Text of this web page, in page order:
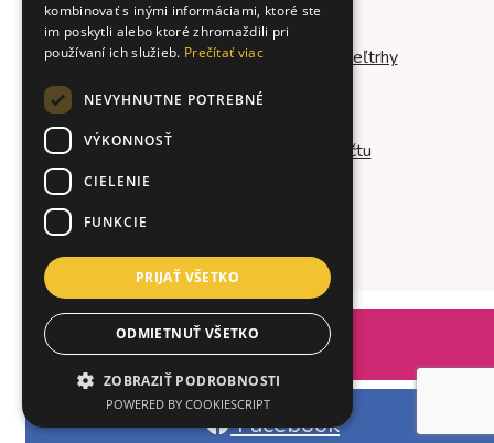
Reklamné sladkosti na eventy a veľtrhy
Reklamné predmety podľa rozpočtu
Instagram
Facebook
kombinovať s inými informáciami, ktoré ste
im poskytli alebo ktoré zhromaždili pri
používaní ich služieb. Prečítať viac
NEVYHNUTNE POTREBNÉ
VÝKONNOSŤ
CIELENIE
FUNKCIE
PRIJAŤ VŠETKO
ODMIETNUŤ VŠETKO
ZOBRAZIŤ PODROBNOSTI
POWERED BY COOKIESCRIPT